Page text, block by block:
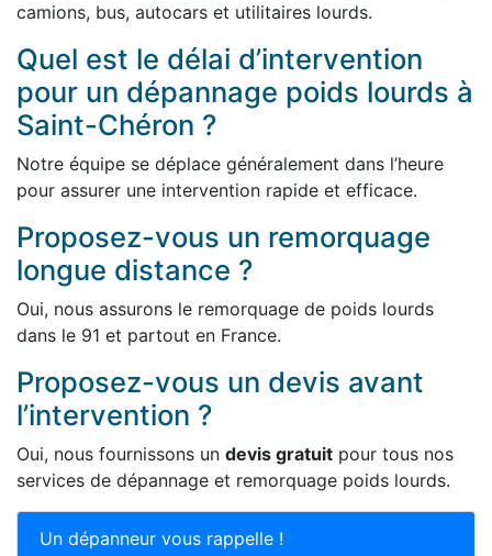
camions, bus, autocars et utilitaires lourds.
Quel est le délai d’intervention
pour un dépannage poids lourds à
Saint-Chéron ?
Notre équipe se déplace généralement dans l’heure
pour assurer une intervention rapide et efficace.
Proposez-vous un remorquage
longue distance ?
Oui, nous assurons le remorquage de poids lourds
dans le 91 et partout en France.
Proposez-vous un devis avant
l’intervention ?
Oui, nous fournissons un devis gratuit pour tous nos
services de dépannage et remorquage poids lourds.
Un dépanneur vous rappelle !